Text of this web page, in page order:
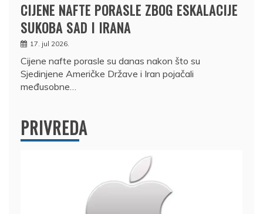
CIJENE NAFTE PORASLE ZBOG ESKALACIJE
SUKOBA SAD I IRANA
17. jul 2026.
Cijene nafte porasle su danas nakon što su
Sjedinjene Američke Države i Iran pojačali
međusobne…
PRIVREDA